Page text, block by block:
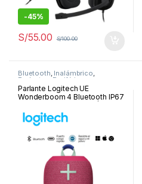
-45%
S/55.00 S/100.00
Bluetooth, Inalámbrico,
Parlantes Periféricos y
Accesorios
Parlante Logitech UE
Wonderboom 4 Bluetooth IP67
001890